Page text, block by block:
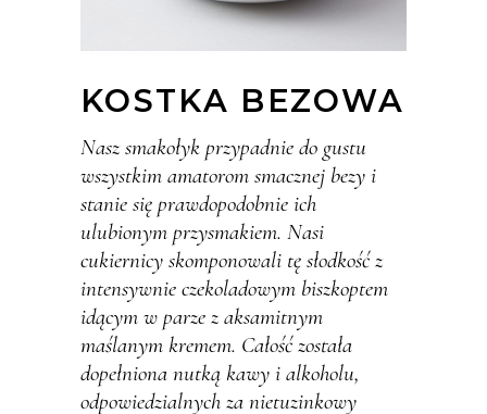
KOSTKA BEZOWA
Nasz smakołyk przypadnie do gustu
wszystkim amatorom smacznej bezy i
stanie się prawdopodobnie ich
ulubionym przysmakiem. Nasi
cukiernicy skomponowali tę słodkość z
intensywnie czekoladowym biszkoptem
idącym w parze z aksamitnym
maślanym kremem. Całość została
dopełniona nutką kawy i alkoholu,
odpowiedzialnych za nietuzinkowy